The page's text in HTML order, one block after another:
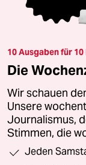
10 Ausgaben für 10
Die
Wir schauen
Unsere
Journalismus,
Stimmen, die
Jeden